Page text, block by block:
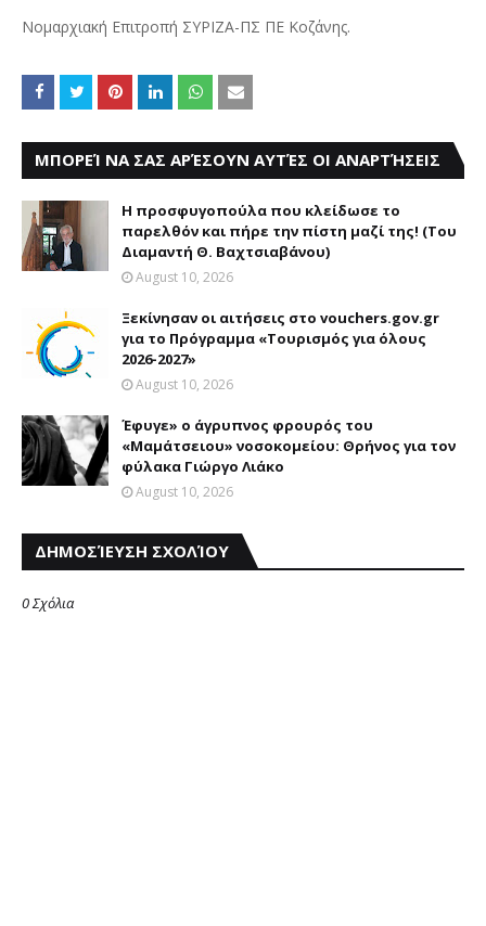
Νομαρχιακή Επιτροπή ΣΥΡΙΖΑ-ΠΣ ΠΕ Κοζάνης.
ΜΠΟΡΕΊ ΝΑ ΣΑΣ ΑΡΈΣΟΥΝ ΑΥΤΈΣ ΟΙ ΑΝΑΡΤΉΣΕΙΣ
Η προσφυγοπούλα που κλείδωσε το
παρελθόν και πήρε την πίστη μαζί της! (Του
Διαμαντή Θ. Βαχτσιαβάνου)
August 10, 2026
Ξεκίνησαν οι αιτήσεις στο vouchers.gov.gr
για το Πρόγραμμα «Τουρισμός για όλους
2026-2027»
August 10, 2026
Έφυγε» ο άγρυπνος φρουρός του
«Μαμάτσειου» νοσοκομείου: Θρήνος για τον
φύλακα Γιώργο Λιάκο
August 10, 2026
ΔΗΜΟΣΊΕΥΣΗ ΣΧΟΛΊΟΥ
0 Σχόλια